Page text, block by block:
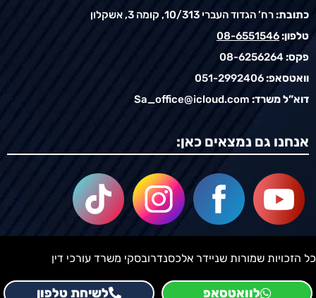
כתובת:רח’ הגדוד העברי 10/313, קומה 3, אשקלון
טלפון:08-6551546
פקס:08-6256264
וואטסאפ:051-2992406
דוא”ל משרד: Sa_office@icloud.com
אנחנו גם נמצאים כאן:
כל הזכויות שמורות שניידר אלכסנדרובסקי משרד עורכי דין
לוואטסאפ לשיחת טלפון